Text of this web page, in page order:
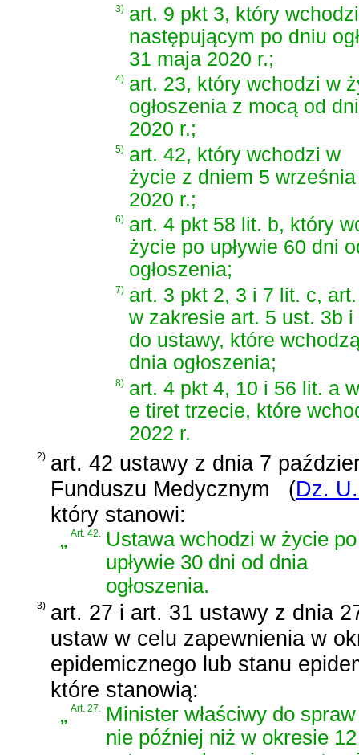
3) art. 9 pkt 3, który
następującym po dniu
31 maja 2020 r.;
4) art. 23, który wchodzi w
ogłoszenia z mocą od
2020 r.;
5) art. 42, który wchodzi w
życie z dniem 5 września
2020 r.;
6) art. 4 pkt 58 lit. b, który
życie po upływie 60 dni
ogłoszenia;
7) art. 3 pkt 2, 3 i 7 lit. c,
w zakresie art. 5 ust. 3b
do ustawy, które
dnia ogłoszenia;
8) art. 4 pkt 4, 10 i 56 lit. a
e tiret trzecie, które
2022 r.
2) art. 42 ustawy z dnia 7
Funduszu Medycznym
(Dz.
który stanowi:
„Art. 42.
Ustawa wchodzi w życie po
upływie 30 dni od dnia
ogłoszenia.
3) art. 27 i art. 31 ustawy z dnia
ustaw w celu zapewnienia w
epidemicznego lub stanu
które stanowią:
„Art. 27. Minister właściwy do
nie później niż w okresie